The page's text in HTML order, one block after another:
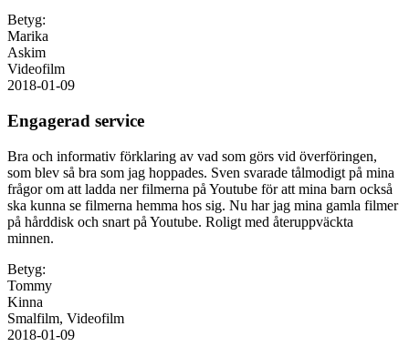
Betyg:
Marika
Askim
Videofilm
2018-01-09
Engagerad service
Bra och informativ förklaring av vad som görs vid överföringen,
som blev så bra som jag hoppades. Sven svarade tålmodigt på mina
frågor om att ladda ner filmerna på Youtube för att mina barn också
ska kunna se filmerna hemma hos sig. Nu har jag mina gamla filmer
på hårddisk och snart på Youtube. Roligt med återuppväckta
minnen.
Betyg:
Tommy
Kinna
Smalfilm, Videofilm
2018-01-09